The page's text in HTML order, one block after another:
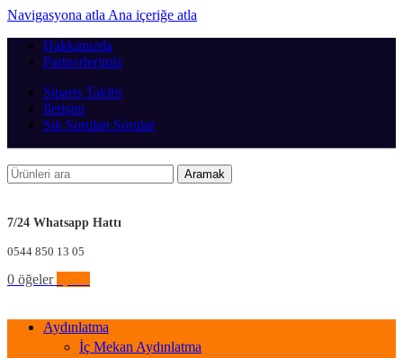
Navigasyona atla Ana içeriğe atla
Hakkımızda
Partnerlerimiz
Sipariş Takibi
İletişim
Sık Sorulan Sorular
Aramak
7/24 Whatsapp Hattı
0544 850 13 05
0 öğeler
Aydınlatma
İç Mekan Aydınlatma